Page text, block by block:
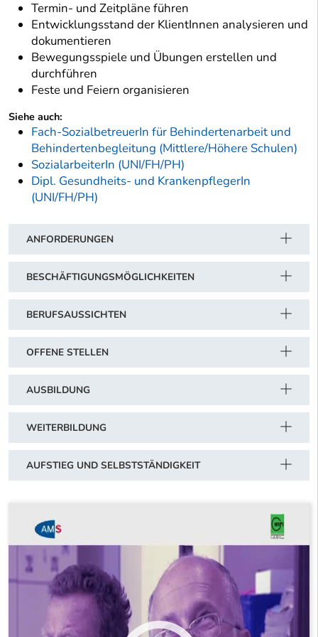
Termin- und Zeitpläne führen
Entwicklungsstand der KlientInnen analysieren und
dokumentieren
Bewegungsspiele und Übungen erstellen und
durchführen
Feste und Feiern organisieren
Siehe auch:
Fach-SozialbetreuerIn für Behindertenarbeit und
Behindertenbegleitung (Mittlere/Höhere Schulen)
SozialarbeiterIn (UNI/FH/PH)
Dipl. Gesundheits- und KrankenpflegerIn
(UNI/FH/PH)
ANFORDERUNGEN
BESCHÄFTIGUNGSMÖGLICHKEITEN
BERUFSAUSSICHTEN
OFFENE STELLEN
AUSBILDUNG
WEITERBILDUNG
AUFSTIEG UND SELBSTSTÄNDIGKEIT